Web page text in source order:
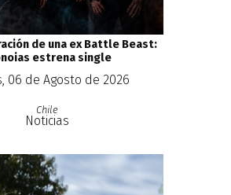
de una ex Battle Beast:
estrena single
06 de Agosto de 2026
Chile
Noticias